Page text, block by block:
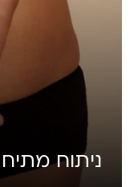
ניתוח